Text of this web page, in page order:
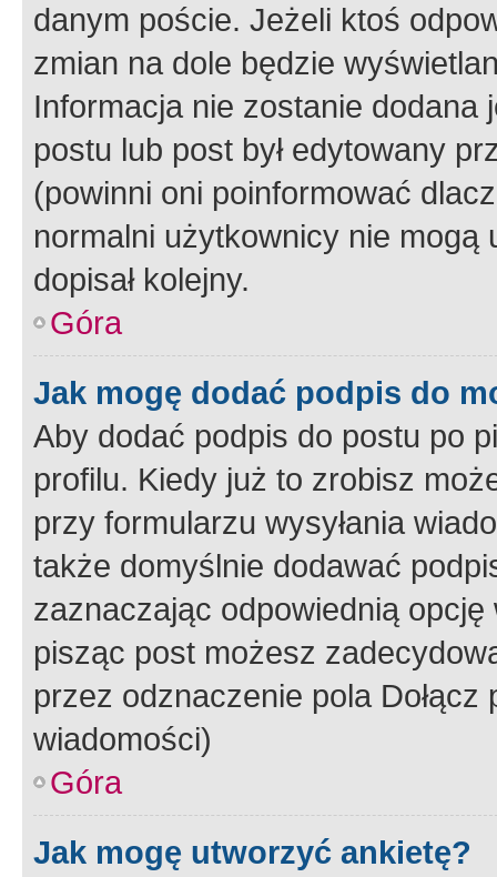
danym poście. Jeżeli ktoś
zmian na dole będzie
Informacja nie zostanie dodana
postu lub post był edytowany
(powinni oni poinformować
normalni użytkownicy nie
dopisał kolejny.
Góra
Jak mogę dodać podpis do
Aby dodać podpis do postu po
profilu. Kiedy już to zrobisz
przy formularzu wysyłania
także domyślnie dodawać
zaznaczając odpowiednią
pisząc post możesz
przez odznaczenie pola
wiadomości)
Góra
Jak mogę utworzyć ankietę?